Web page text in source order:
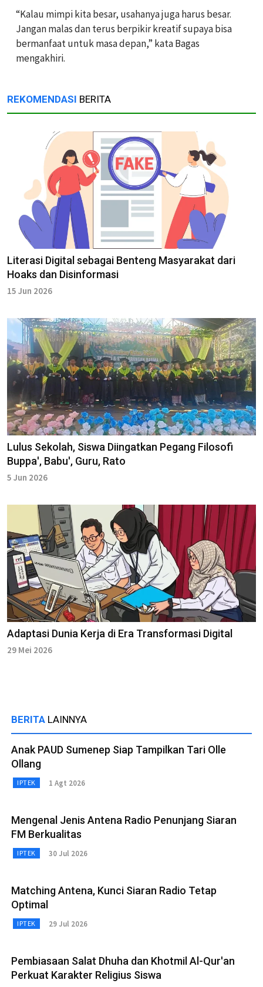
“Kalau mimpi kita besar, usahanya juga harus besar.
Jangan malas dan terus berpikir kreatif supaya bisa
bermanfaat untuk masa depan,” kata Bagas
mengakhiri.
REKOMENDASI BERITA
Literasi Digital sebagai Benteng Masyarakat dari
Hoaks dan Disinformasi
15 Jun 2026
Lulus Sekolah, Siswa Diingatkan Pegang Filosofi
Buppa', Babu', Guru, Rato
5 Jun 2026
Adaptasi Dunia Kerja di Era Transformasi Digital
29 Mei 2026
BERITA LAINNYA
Anak PAUD Sumenep Siap Tampilkan Tari Olle
Ollang
IPTEK 1 Agt 2026
Mengenal Jenis Antena Radio Penunjang Siaran
FM Berkualitas
IPTEK 30 Jul 2026
Matching Antena, Kunci Siaran Radio Tetap
Optimal
IPTEK 29 Jul 2026
Pembiasaan Salat Dhuha dan Khotmil Al-Qur'an
Perkuat Karakter Religius Siswa